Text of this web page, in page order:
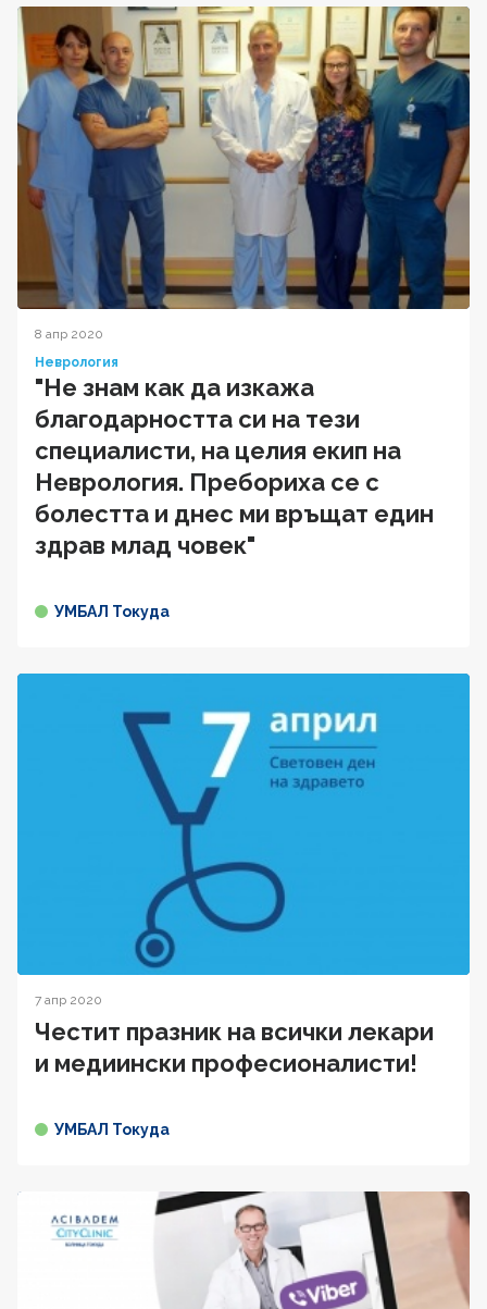
8 апр 2020
Неврология
"Не знам как да изкажа
благодарността си на тези
специалисти, на целия екип на
Неврология. Пребориха се с
болестта и днес ми връщат един
здрав млад човек"
УМБАЛ Токуда
7 апр 2020
Честит празник на всички лекари
и медиински професионалисти!
УМБАЛ Токуда